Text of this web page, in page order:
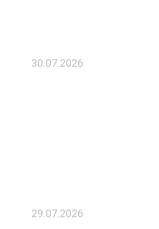
30.07.2026
29.07.2026